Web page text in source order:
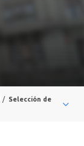
/ Selección de